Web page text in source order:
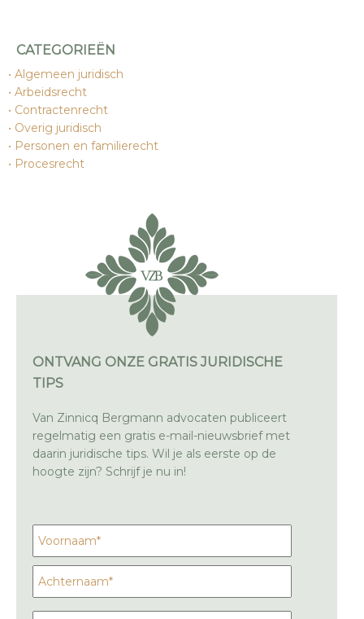
CATEGORIEËN
Algemeen juridisch
Arbeidsrecht
Contractenrecht
Overig juridisch
Personen en familierecht
Procesrecht
ONTVANG ONZE GRATIS JURIDISCHE
TIPS
Van Zinnicq Bergmann advocaten publiceert
regelmatig een gratis e-mail-nieuwsbrief met
daarin juridische tips. Wil je als eerste op de
hoogte zijn? Schrijf je nu in!